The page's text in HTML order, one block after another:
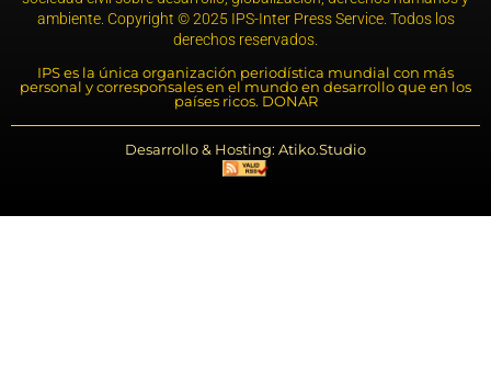
ambiente. Copyright © 2025 IPS-Inter Press Service. Todos los
derechos reservados.
IPS es la única organización periodística mundial con más
personal y corresponsales en el mundo en desarrollo que en los
países ricos. DONAR
Desarrollo & Hosting: Atiko.Studio